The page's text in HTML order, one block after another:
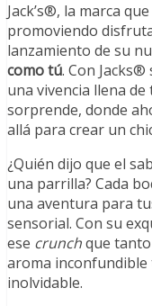
Jack’s®, la marca
promoviendo
lanzamiento de su
como tú. Con
una vivencia llena
sorprende, donde
allá para crear un
¿Quién dijo que el
una parrilla? Cada
una aventura para
sensorial. Con su
ese crunchque
aroma
inolvidable.